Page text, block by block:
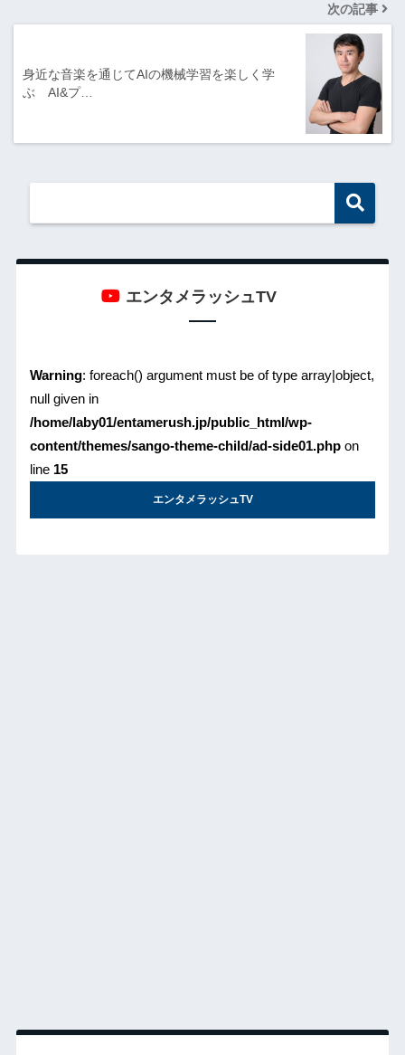
次の記事
身近な音楽を通じてAIの機械学習を楽しく学
ぶ AI&プ…
エンタメラッシュTV
Warning: foreach() argument must be of type array|object,
null given in
/home/laby01/entamerush.jp/public_html/wp-
content/themes/sango-theme-child/ad-side01.phpon
line 15
エンタメラッシュTV